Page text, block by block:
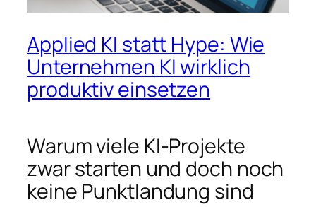
Applied KI statt Hype: Wie
Unternehmen KI wirklich
produktiv einsetzen
Warum viele KI-Projekte
zwar starten und doch noch
keine Punktlandung sind